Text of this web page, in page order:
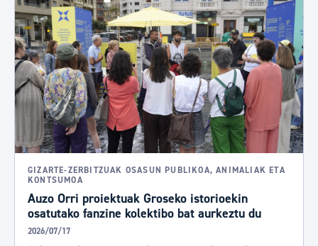
GIZARTE-ZERBITZUAK OSASUN PUBLIKOA, ANIMALIAK ETA
KONTSUMOA
Auzo Orri proiektuak Groseko istorioekin
osatutako fanzine kolektibo bat aurkeztu du
2026/07/17